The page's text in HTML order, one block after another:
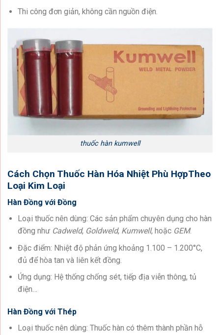
Thi công đơn giản, không cần nguồn điện.
thuốc hàn kumwell
Cách Chọn Thuốc Hàn Hóa Nhiệt Phù HợpTheo
Loại Kim Loại
Hàn Đồng với Đồng
Loại thuốc nên dùng: Các sản phẩm chuyên dụng cho hàn
đồng như Cadweld, Goldweld, Kumwell, hoặc GEM.
Đặc điểm: Nhiệt độ phản ứng khoảng 1.100 – 1.200°C,
đủ để hòa tan và liên kết đồng.
Ứng dụng: Hệ thống chống sét, tiếp địa viễn thông, tủ
điện…
Hàn Đồng với Thép
Loại thuốc nên dùng: Thuốc hàn có thêm thành phần hỗ